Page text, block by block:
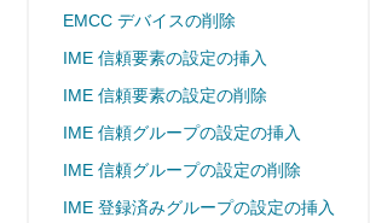
EMCC デバイスの削除
IME 信頼要素の設定の挿入
IME 信頼要素の設定の削除
IME 信頼グループの設定の挿入
IME 信頼グループの設定の削除
IME 登録済みグループの設定の挿入